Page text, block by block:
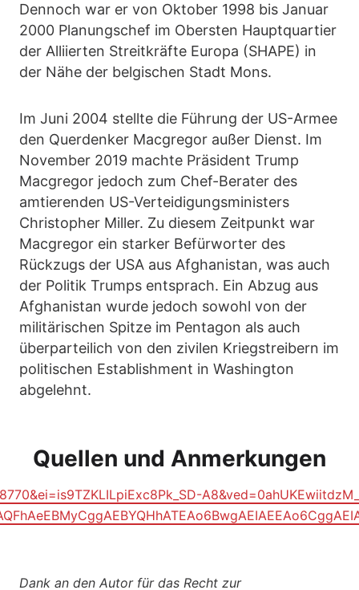
Dennoch war er von Oktober 1998 bis Januar
2000 Planungschef im Obersten Hauptquartier
der Alliierten Streitkräfte Europa (SHAPE) in
der Nähe der belgischen Stadt Mons.
Im Juni 2004 stellte die Führung der US-Armee
den Querdenker Macgregor außer Dienst. Im
November 2019 machte Präsident Trump
Macgregor jedoch zum Chef-Berater des
amtierenden US-Verteidigungsministers
Christopher Miller. Zu diesem Zeitpunkt war
Macgregor ein starker Befürworter des
Rückzugs der USA aus Afghanistan, was auch
der Politik Trumps entsprach. Ein Abzug aus
Afghanistan wurde jedoch sowohl von der
militärischen Spitze im Pentagon als auch
überparteilich von den zivilen Kriegstreibern im
politischen Establishment in Washington
abgelehnt.
Quellen und Anmerkungen
Dank an den Autor für das Recht zur